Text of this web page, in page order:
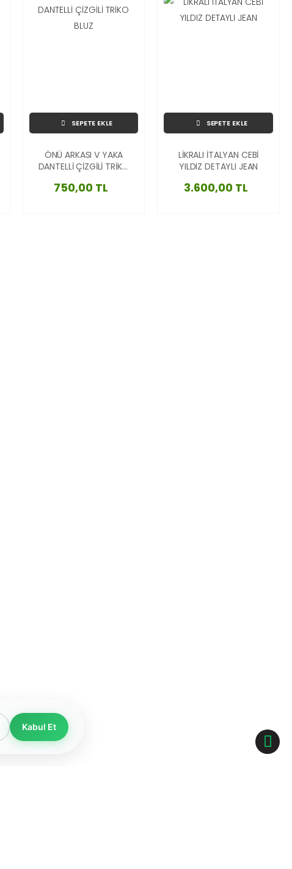
SEPETE EKLE
ÖNÜ ARKASI V YAKA
DANTELLİ ÇİZGİLİ TRİKO
750,00 TL
SEPETE EKLE
LİKRALI İTALYAN CEBİ
YILDIZ DETAYLI JEAN
3.600,00 TL
Kabul Et